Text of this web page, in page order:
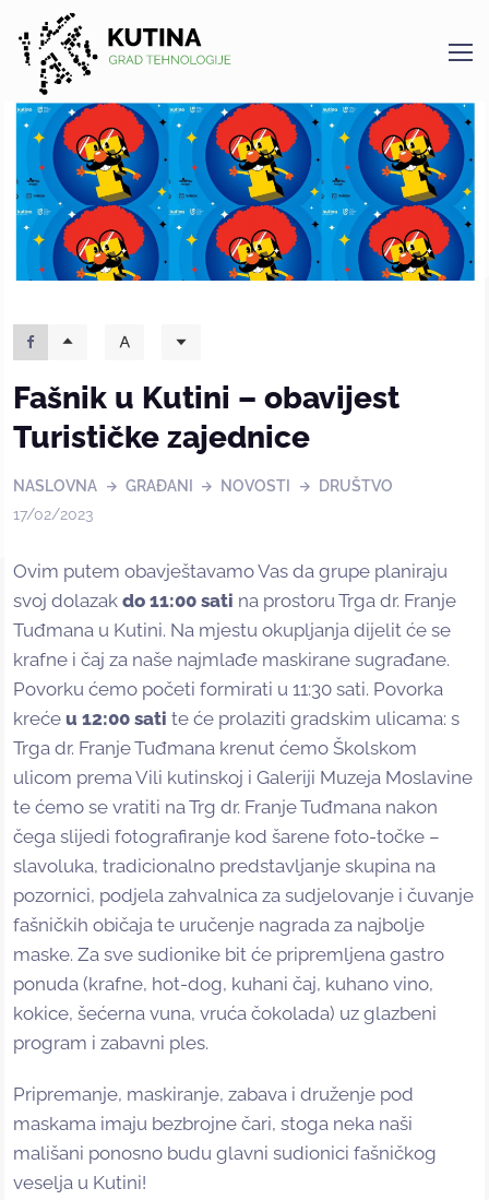
Kutina
Fašnik u Kutini – obavijest
Turističke zajednice
NASLOVNA GRAĐANI NOVOSTI
DRUŠTVO
17/02/2023
Ovim putem obavještavamo Vas da grupe planiraju
svoj dolazak do 11:00 sati na prostoru Trga dr. Franje
Tuđmana u Kutini. Na mjestu okupljanja dijelit će se
krafne i čaj za naše najmlađe maskirane sugrađane.
Povorku ćemo početi formirati u 11:30 sati. Povorka
kreće u 12:00 sati te će prolaziti gradskim ulicama: s
Trga dr. Franje Tuđmana krenut ćemo Školskom
ulicom prema Vili kutinskoj i Galeriji Muzeja Moslavine
te ćemo se vratiti na Trg dr. Franje Tuđmana nakon
čega slijedi fotografiranje kod šarene foto-točke –
slavoluka, tradicionalno predstavljanje skupina na
pozornici, podjela zahvalnica za sudjelovanje i čuvanje
fašničkih običaja te uručenje nagrada za najbolje
maske. Za sve sudionike bit će pripremljena gastro
ponuda (krafne, hot-dog, kuhani čaj, kuhano vino,
kokice, šećerna vuna, vruća čokolada) uz glazbeni
program i zabavni ples.
Pripremanje, maskiranje, zabava i druženje pod
maskama imaju bezbrojne čari, stoga neka naši
mališani ponosno budu glavni sudionici fašničkog
veselja u Kutini!